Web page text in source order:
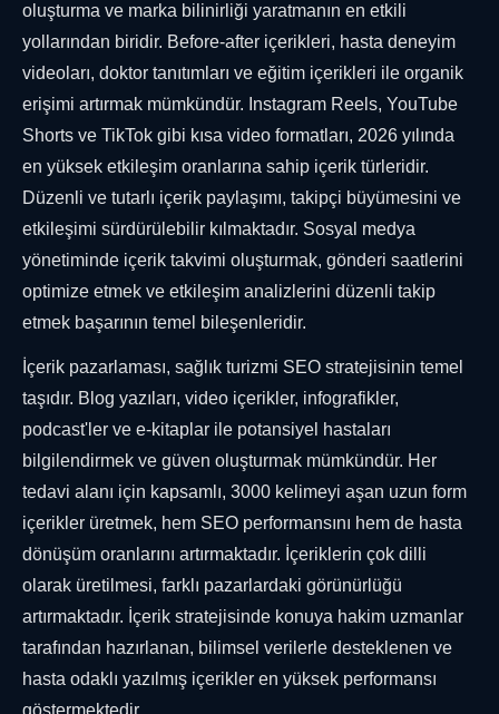
oluşturma ve marka bilinirliği yaratmanın en etkili
yollarından biridir. Before-after içerikleri, hasta deneyim
videoları, doktor tanıtımları ve eğitim içerikleri ile organik
erişimi artırmak mümkündür. Instagram Reels, YouTube
Shorts ve TikTok gibi kısa video formatları, 2026 yılında
en yüksek etkileşim oranlarına sahip içerik türleridir.
Düzenli ve tutarlı içerik paylaşımı, takipçi büyümesini ve
etkileşimi sürdürülebilir kılmaktadır. Sosyal medya
yönetiminde içerik takvimi oluşturmak, gönderi saatlerini
optimize etmek ve etkileşim analizlerini düzenli takip
etmek başarının temel bileşenleridir.
İçerik pazarlaması, sağlık turizmi SEO stratejisinin temel
taşıdır. Blog yazıları, video içerikler, infografikler,
podcast'ler ve e-kitaplar ile potansiyel hastaları
bilgilendirmek ve güven oluşturmak mümkündür. Her
tedavi alanı için kapsamlı, 3000 kelimeyi aşan uzun form
içerikler üretmek, hem SEO performansını hem de hasta
dönüşüm oranlarını artırmaktadır. İçeriklerin çok dilli
olarak üretilmesi, farklı pazarlardaki görünürlüğü
artırmaktadır. İçerik stratejisinde konuya hakim uzmanlar
tarafından hazırlanan, bilimsel verilerle desteklenen ve
hasta odaklı yazılmış içerikler en yüksek performansı